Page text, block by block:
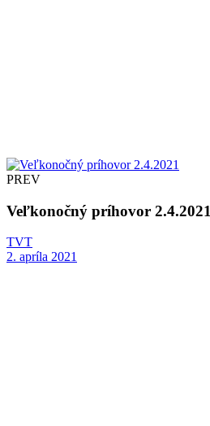
PREV
Veľkonočný príhovor 2.4.2021
TVT
2. apríla 2021